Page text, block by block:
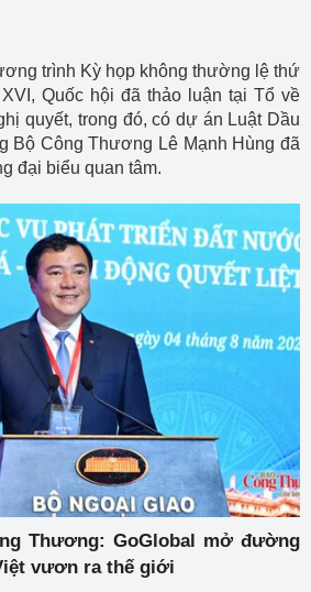
trình Kỳ họp không thường lệ thứ
Quốc hội đã thảo luận tại Tổ về
quyết, trong đó, có dự án Luật Dầu
Bộ Công Thương Lê Mạnh Hùng đã
đại biểu quan tâm.
Thương: GoGlobal mở đường
vươn ra thế giới